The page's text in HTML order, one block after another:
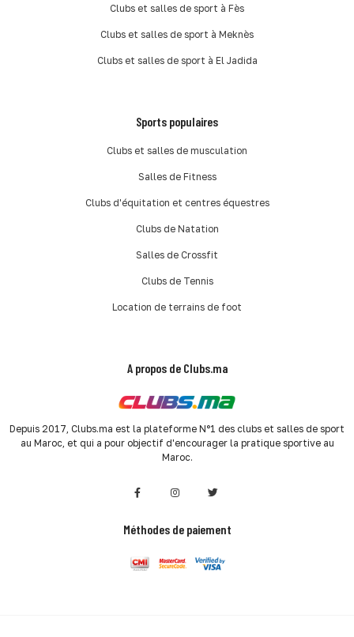
Clubs et salles de sport à Fès
Clubs et salles de sport à Meknès
Clubs et salles de sport à El Jadida
Sports populaires
Clubs et salles de musculation
Salles de Fitness
Clubs d'équitation et centres équestres
Clubs de Natation
Salles de Crossfit
Clubs de Tennis
Location de terrains de foot
A propos de Clubs.ma
Depuis 2017, Clubs.ma est la plateforme N°1 des clubs et salles de sport
au Maroc, et qui a pour objectif d'encourager la pratique sportive au
Maroc.
Méthodes de paiement